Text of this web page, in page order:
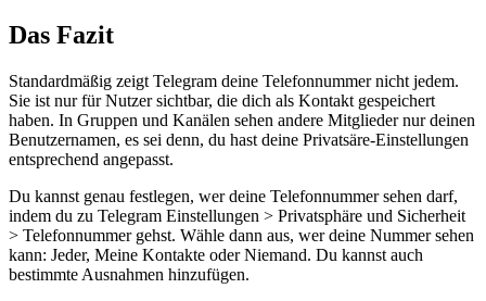
Das Fazit
Standardmäßig zeigt Telegram deine Telefonnummer nicht jedem.
Sie ist nur für Nutzer sichtbar, die dich als Kontakt gespeichert
haben. In Gruppen und Kanälen sehen andere Mitglieder nur deinen
Benutzernamen, es sei denn, du hast deine Privatsäre-Einstellungen
entsprechend angepasst.
Du kannst genau festlegen, wer deine Telefonnummer sehen darf,
indem du zu Telegram Einstellungen > Privatsphäre und Sicherheit
> Telefonnummer gehst. Wähle dann aus, wer deine Nummer sehen
kann: Jeder, Meine Kontakte oder Niemand. Du kannst auch
bestimmte Ausnahmen hinzufügen.